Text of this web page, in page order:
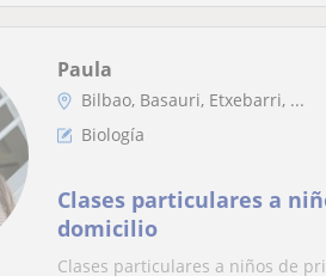
Paula
Bilbao, Basauri, Etxebarri, ...
Biología
Clases particulares a
domicilio
Clases particulares a niños de